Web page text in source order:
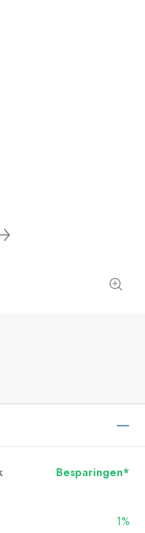
Besparingen*
1%